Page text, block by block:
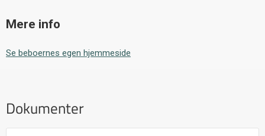
Mere info
Se beboernes egen hjemmeside
Dokumenter